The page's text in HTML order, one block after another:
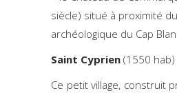
siècle) situé à proximité
archéologique du Cap
Saint Cyprien (1550 hab)
Ce petit village, construit